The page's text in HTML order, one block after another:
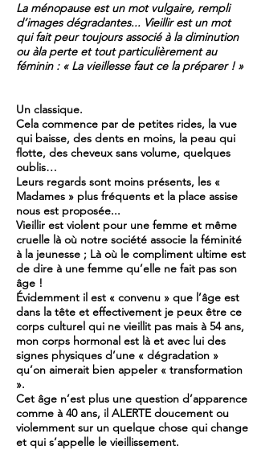
La ménopause est un mot vulgaire, rempli
d’images dégradantes... Vieillir est un mot
qui fait peur toujours associé à la diminution
ou àla perte et tout particulièrement au
féminin : « La vieillesse faut ce la préparer ! »
Un classique.
Cela commence par de petites rides, la vue
qui baisse, des dents en moins, la peau qui
flotte, des cheveux sans volume, quelques
oublis…
Leurs regards sont moins présents, les «
Madames » plus fréquents et la place assise
nous est proposée...
Vieillir est violent pour une femme et même
cruelle là où notre société associe la féminité
à la jeunesse ; Là où le compliment ultime est
de dire à une femme qu’elle ne fait pas son
âge !
Évidemment il est « convenu » que l’âge est
dans la tête et effectivement je peux être ce
corps culturel qui ne vieillit pas mais à 54 ans,
mon corps hormonal est là et avec lui des
signes physiques d’une « dégradation »
qu’on aimerait bien appeler « transformation
».
Cet âge n’est plus une question d’apparence
comme à 40 ans, il ALERTE doucement ou
violemment sur un quelque chose qui change
et qui s’appelle le vieillissement.